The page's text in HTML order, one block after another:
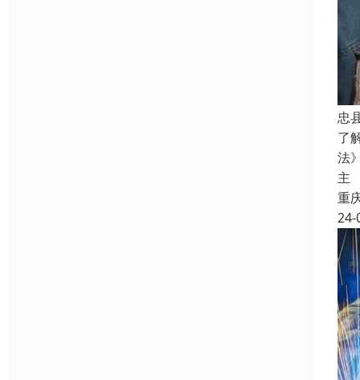
忠
了
法
主
重
24-